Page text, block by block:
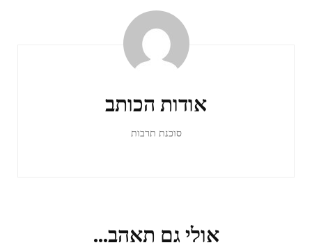
אודות הכותב
סוכנת תרבות
אולי גם תאהב...